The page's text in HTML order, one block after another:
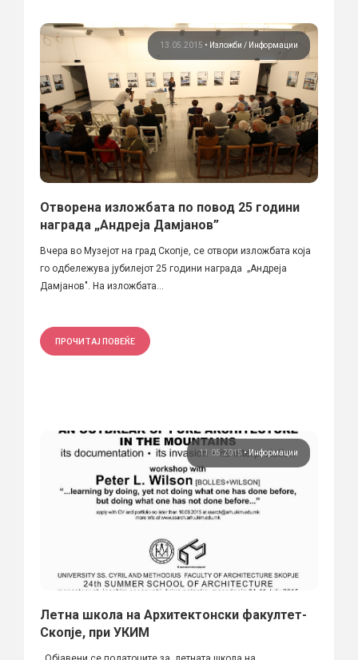
13.05.2015 • Изложби Информации
Отворена изложбата по повод 25 години
награда „Андреја Дамјанов”
Вчера во Музејот на град Скопје, се отвори изложбата која
го одбележува јубилејот 25 години награда „Андреја
Дамјанов". На изложбата...
ПРОЧИТАЈ ПОВЕЌЕ
11.05.2015•Информации
Летна школа на Архитектонски факултет-
Скопје, при УКИМ